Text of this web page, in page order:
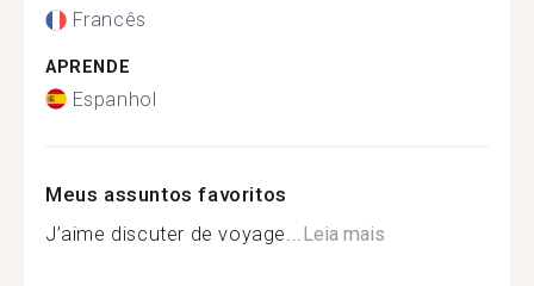
Francês
APRENDE
Espanhol
Meus assuntos favoritos
J’aime discuter de voyage... Leia mais